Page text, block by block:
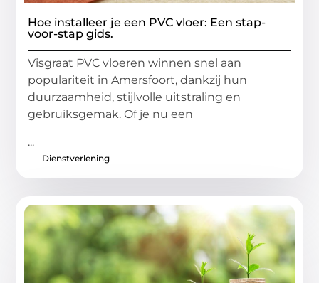
Hoe installeer je een PVC vloer: Een stap-
voor-stap gids.
Visgraat PVC vloeren winnen snel aan
populariteit in Amersfoort, dankzij hun
duurzaamheid, stijlvolle uitstraling en
gebruiksgemak. Of je nu een
...
Dienstverlening